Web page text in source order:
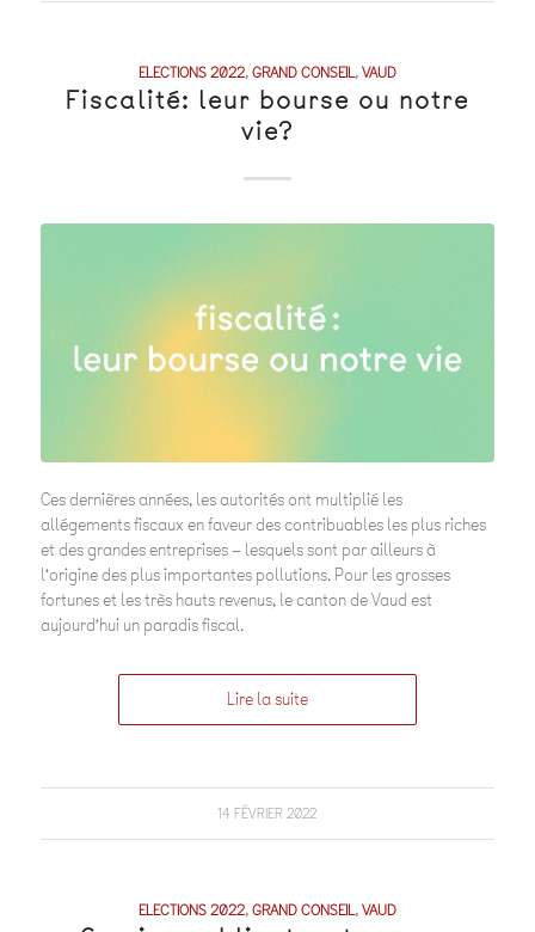
ELECTIONS 2022,GRAND CONSEIL,VAUD
Fiscalité: leur bourse ou notre
vie?
Ces dernières années, les autorités ont multiplié les
allégements fiscaux en faveur des contribuables les plus riches
et des grandes entreprises – lesquels sont par ailleurs à
l’origine des plus importantes pollutions. Pour les grosses
fortunes et les très hauts revenus, le canton de Vaud est
aujourd’hui un paradis fiscal.
Lire la suite
14 FÉVRIER 2022
ELECTIONS 2022,GRAND CONSEIL,VAUD